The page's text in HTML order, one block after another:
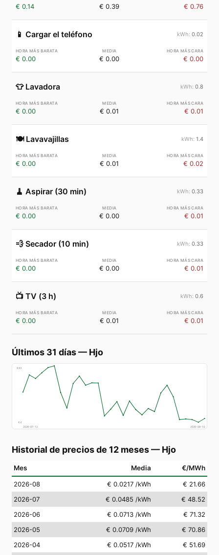
€ 0.14 € 0.39 € 0.76
📱 Cargar el teléfono 0.02
€ 0.00 € 0.00 € 0.00
👕 Lavadora 0.8
€ 0.00 € 0.01 € 0.01
🍽️ Lavavajillas 1.4
€ 0.00 € 0.01 € 0.02
🧹 Aspirar (30 min) 0.33
€ 0.00 € 0.00 € 0.01
💨 Secador (10 min) 0.33
€ 0.00 € 0.00 € 0.01
📺 TV (3 h) 0.6
€ 0.00 € 0.01 € 0.01
Últimos 31 días— Hjo
€83
€4
2026-07-12
2026-08-10
Historial de precios de 12 meses— Hjo
Mes Media €/MWh
2026-08 € 0.0217 /kWh
€ 21.66
2026-07
€ 0.0485 /kWh
€ 48.52
2026-06
€ 0.0713 /kWh
€ 71.32
2026-05
€ 0.0709 /kWh
€ 70.86
2026-04
€ 0.0517 /kWh
€ 51.69